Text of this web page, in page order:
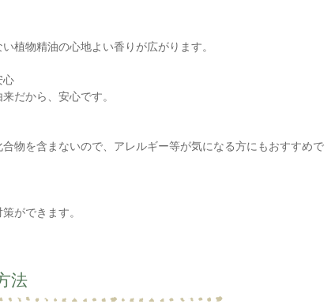
植物精油の心地よい香りが広がります。
心
だから、安心です。
物を含まないので、アレルギー等が気になる方にもおすすめで
ができます。
法